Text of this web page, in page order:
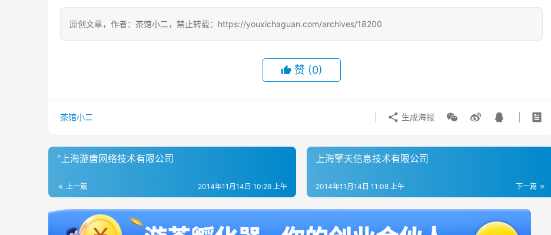
原创文章，作者：茶馆小二，禁止转载：https://youxichaguan.com/archives/18200
赞 (0)
茶馆小二 生成海报
"上海游唐网络技术有限公司
上一篇 2014年11月14日 10:26 上午
上海擎天信息技术有限公司
下一篇
2014年11月14日 11:08 上午